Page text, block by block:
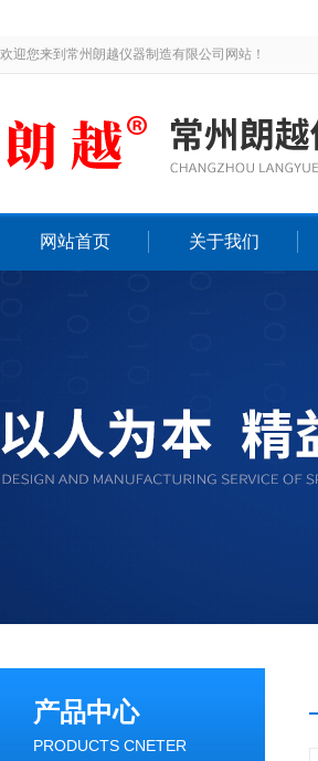
欢迎您来到常州朗越仪器制造有限公司网站！
网站首页 关于我们
产品中心
PRODUCTS CNETER